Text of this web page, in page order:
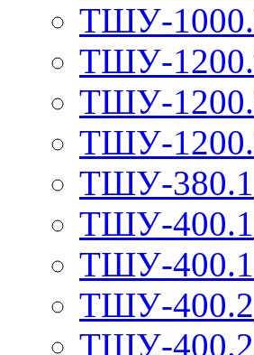
ТШУ-
ТШУ-
ТШУ-
ТШУ-
ТШУ-380.1
ТШУ-400.1
ТШУ-
ТШУ-400.2
ТШУ-